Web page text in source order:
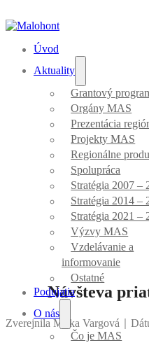
Úvod
Aktuality
Grantový
Orgány MAS
Prezentácia
Projekty MAS
Regionálne
Spolupráca
Stratégia 2007 –
Stratégia 2014 –
Stratégia 2021 –
Výzvy MAS
Vzdelávanie a
informovanie
Ostatné
Podujatia
O nás
Čo je MAS
Úvod/
Návšteva
Zverejnila Mirka Vargová